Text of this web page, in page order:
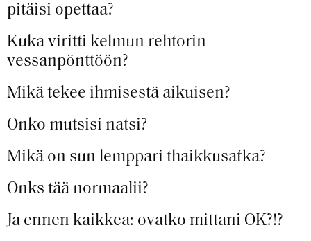
pitäisi opettaa?
Kuka viritti kelmun rehtorin
vessanpönttöön?
Mikä tekee ihmisestä aikuisen?
Onko mutsisi natsi?
Mikä on sun lemppari thaikkusafka?
Onks tää normaalii?
Ja ennen kaikkea: ovatko mittani OK?!?